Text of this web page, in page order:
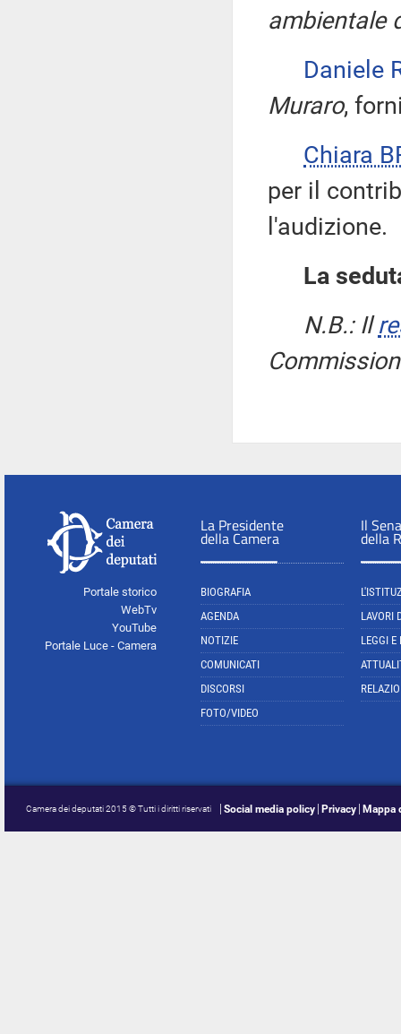
ambientale
Daniele
Muraro,
Chiara
per il
l'audizione.
La
N.B.: Il
Portale storico
WebTv
YouTube
Portale Luce - Camera
La Presidente
della Camera
BIOGRAFIA
AGENDA
NOTIZIE
COMUNICATI
DISCORSI
FOTO/VIDEO
Il
della
LAVORI
LEGGI E
Camera dei deputati 2015 © Tutti i diritti riservati Social media policy Privacy Mappa